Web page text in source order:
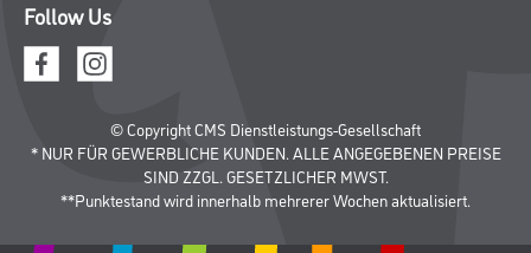
Follow Us
© Copyright CMS Dienstleistungs-Gesellschaft
* NUR FÜR GEWERBLICHE KUNDEN. ALLE ANGEGEBENEN PREISE
SIND ZZGL. GESETZLICHER MWST.
**Punktestand wird innerhalb mehrerer Wochen aktualisiert.